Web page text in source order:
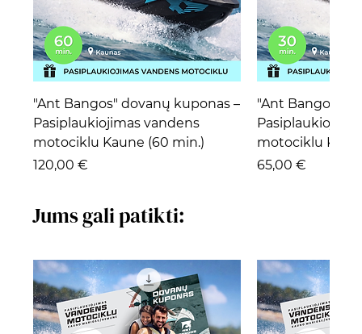
"Ant Bangos" dovanų kuponas –
Pasiplaukiojimas vandens
motociklu Kaune (60 min.)
Kaina
120,00 €
"Ant Bangos"
motociklu
Kaina
65,00 €
Jums gali patikti: